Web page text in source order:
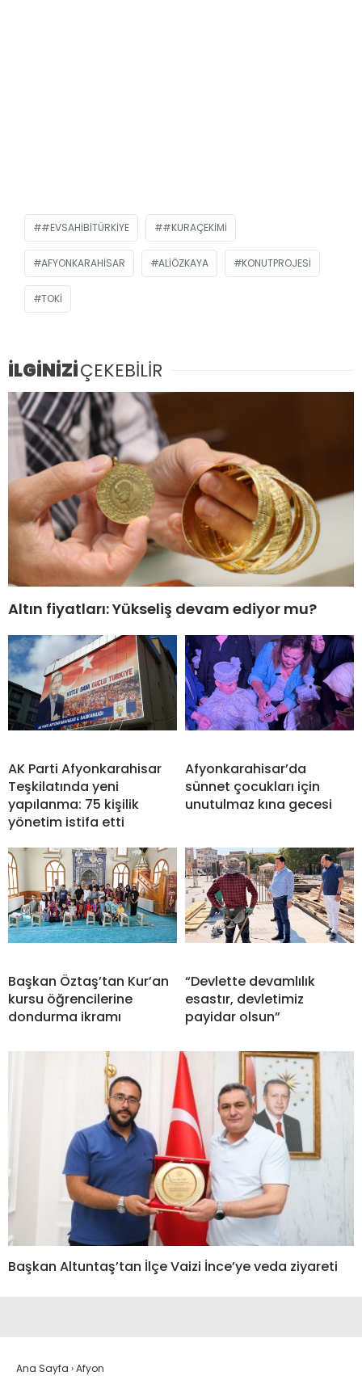
#EVSAHIBITÜRKIYE #KURAÇEKIMI
AFYONKARAHISAR ALIÖZKAYA KONUTPROJESI
TOKİ
İLGİNİZİÇEKEBİLİR
Altın fiyatları: Yükseliş devam ediyor mu?
AK Parti Afyonkarahisar
Teşkilatında yeni
yapılanma: 75 kişilik
yönetim istifa etti
Afyonkarahisar’da
sünnet çocukları için
unutulmaz kına gecesi
Başkan Öztaş’tan Kur’an
kursu öğrencilerine
dondurma ikramı
“Devlette devamlılık
esastır, devletimiz
payidar olsun”
Başkan Altuntaş’tan İlçe Vaizi İnce’ye veda ziyareti
Ana Sayfa ›Afyon